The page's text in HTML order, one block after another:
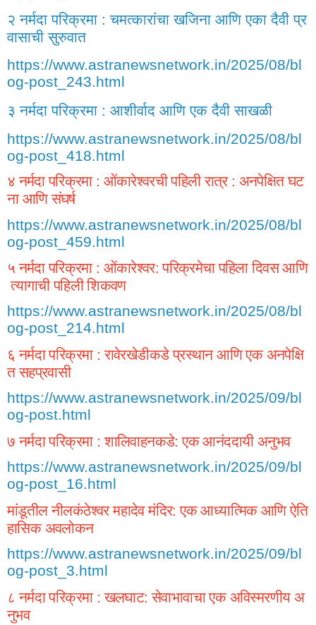
२ नर्मदा परिक्रमा :चमत्कारांचा खजिना आणि एका दैवी प्र
वासाची सुरुवात
https://www.astranewsnetwork.in/2025/08/bl
og-post_243.html
३ नर्मदा परिक्रमा : आशीर्वाद आणि एक दैवी साखळी
https://www.astranewsnetwork.in/2025/08/bl
og-post_418.html
४नर्मदापरिक्रमा: ओंकारेश्वरचीपहिलीरात्र: अनपेक्षितघट
नाआणिसंघर्ष
https://www.astranewsnetwork.in/2025/08/bl
og-post_459.html
५नर्मदापरिक्रमा: ओंकारेश्वर:परिक्रमेचापहिलादिवसआणि
त्यागाचीपहिलीशिकवण
https://www.astranewsnetwork.in/2025/08/bl
og-post_214.html
६ नर्मदापरिक्रमा:रावेरखेडीकडेप्रस्थानआणिएकअनपेक्षि
तसहप्रवासी
https://www.astranewsnetwork.in/2025/09/bl
og-post.html
७ नर्मदापरिक्रमा:शालिवाहनकडे:एकआनंददायीअनुभव
https://www.astranewsnetwork.in/2025/09/bl
og-post_16.html
मांडूतीलनीलकंठेश्वरमहादेवमंदिर:एकआध्यात्मिकआणिऐति
हासिकअवलोकन
https://www.astranewsnetwork.in/2025/09/bl
og-post_3.html
८ नर्मदापरिक्रमा:खलघाट:सेवाभावाचाएकअविस्मरणीयअ
नुभव